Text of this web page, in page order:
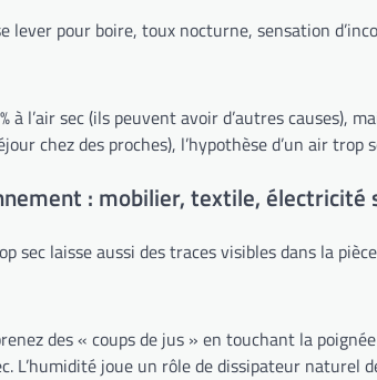
lever pour boire, toux nocturne, sensation
à l’air sec (ils peuvent avoir d’autres
chez des proches), l’hypothèse d’un air trop
: mobilier, textile, électricité
sec laisse aussi des traces visibles dans la
des « coups de jus » en touchant la
L’humidité joue un rôle de dissipateur naturel